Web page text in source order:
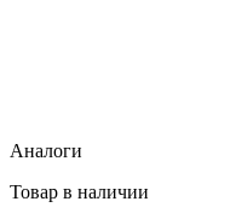
Аналоги
Товар в наличии